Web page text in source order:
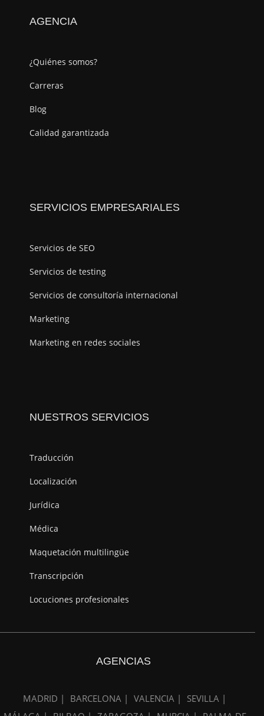
AGENCIA
¿Quiénes somos?
Carreras
Blog
Calidad garantizada
SERVICIOS EMPRESARIALES
Servicios de SEO
Servicios de testing
Servicios de consultoría internacional
Marketing
Marketing en redes sociales
NUESTROS SERVICIOS
Traducción
Localización
Jurídica
Médica
Maquetación multilingüe
Transcripción
Locuciones profesionales
AGENCIAS
MADRID | BARCELONA | VALENCIA |
SEVILLA |